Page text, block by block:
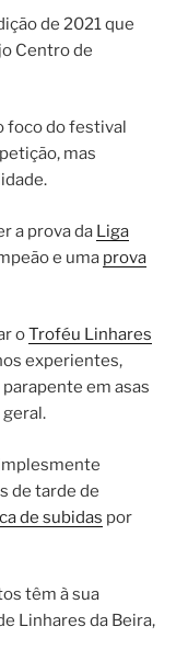
de 2021 que
Centro de
foco do festival
mas
a prova da Liga
e uma prova
oTroféu Linhares
experientes,
parapente em asas
de tarde de
de subidas por
têm à sua
Linhares da Beira,